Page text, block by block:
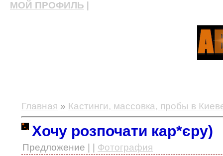
МОЙ ПРОФИЛЬ
Главная » Кастинги, массовка, пробы в
Хочу розпочати кар*єру)
Предложение | | Фотография